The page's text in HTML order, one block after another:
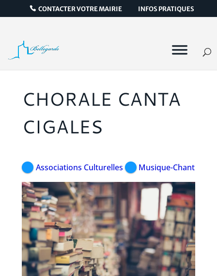
CONTACTER VOTRE MAIRIE INFOS PRATIQUES
CHORALE CANTA
CIGALES
Associations Culturelles Musique-Chant